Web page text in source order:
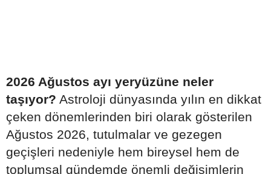
2026 Ağustos ayı yeryüzüne neler
taşıyor? Astroloji dünyasında yılın en dikkat
çeken dönemlerinden biri olarak gösterilen
Ağustos 2026, tutulmalar ve gezegen
geçişleri nedeniyle hem bireysel hem de
toplumsal gündemde önemli değişimlerin